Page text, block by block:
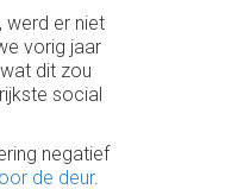
werd er niet
vorig jaar
dit zou
social
negatief
de deur.